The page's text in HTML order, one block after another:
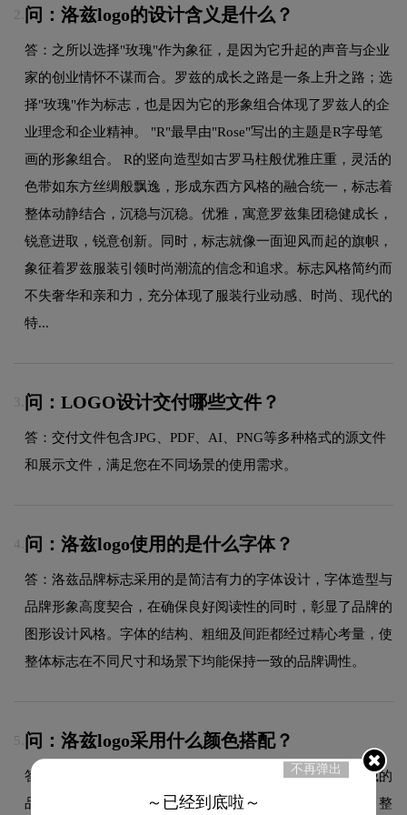
2. 问：洛兹logo的设计含义是什么？
答：之所以选择"玫瑰"作为象征，是因为它升起的声音与企业
家的创业情怀不谋而合。罗兹的成长之路是一条上升之路；选
择"玫瑰"作为标志，也是因为它的形象组合体现了罗兹人的企
业理念和企业精神。 "R"最早由"Rose"写出的主题是R字母笔
画的形象组合。 R的竖向造型如古罗马柱般优雅庄重，灵活的
色带如东方丝绸般飘逸，形成东西方风格的融合统一，标志着
整体动静结合，沉稳与沉稳。优雅，寓意罗兹集团稳健成长，
锐意进取，锐意创新。同时，标志就像一面迎风而起的旗帜，
象征着罗兹服装引领时尚潮流的信念和追求。标志风格简约而
不失奢华和亲和力，充分体现了服装行业动感、时尚、现代的
特...
3. 问：LOGO设计交付哪些文件？
答：交付文件包含JPG、PDF、AI、PNG等多种格式的源文件
和展示文件，满足您在不同场景的使用需求。
4. 问：洛兹logo使用的是什么字体？
答：洛兹品牌标志采用的是简洁有力的字体设计，字体造型与
品牌形象高度契合，在确保良好阅读性的同时，彰显了品牌的
图形设计风格。字体的结构、粗细及间距都经过精心考量，使
整体标志在不同尺寸和场景下均能保持一致的品牌调性。
5. 问：洛兹logo采用什么颜色搭配？
答：洛兹品牌整体使用的色彩方案充分契合了其在品牌领域的
品牌定位，采用品牌标志性的主色调，配合简洁的背景色，整
不再弹出
～已经到底啦～